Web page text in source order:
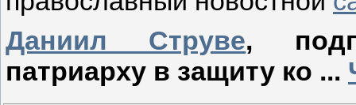
Даниил Струве,
патриарху в защиту ко ...